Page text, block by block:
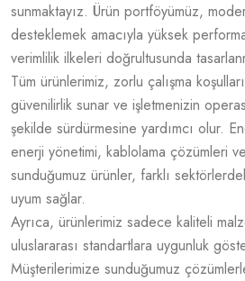
sunmaktayız. Ürün portföyümüz,
desteklemek amacıyla yüksek
verimlilik ilkeleri doğrultusunda
Tüm ürünlerimiz, zorlu çalışma
güvenilirlik sunar ve işletmenizin
şekilde sürdürmesine yardımcı olur.
enerji yönetimi, kablolama çözümleri
sunduğumuz ürünler, farklı
uyum sağlar.
Ayrıca, ürünlerimiz sadece kaliteli
uluslararası standartlara uygunluk
Müşterilerimize sunduğumuz